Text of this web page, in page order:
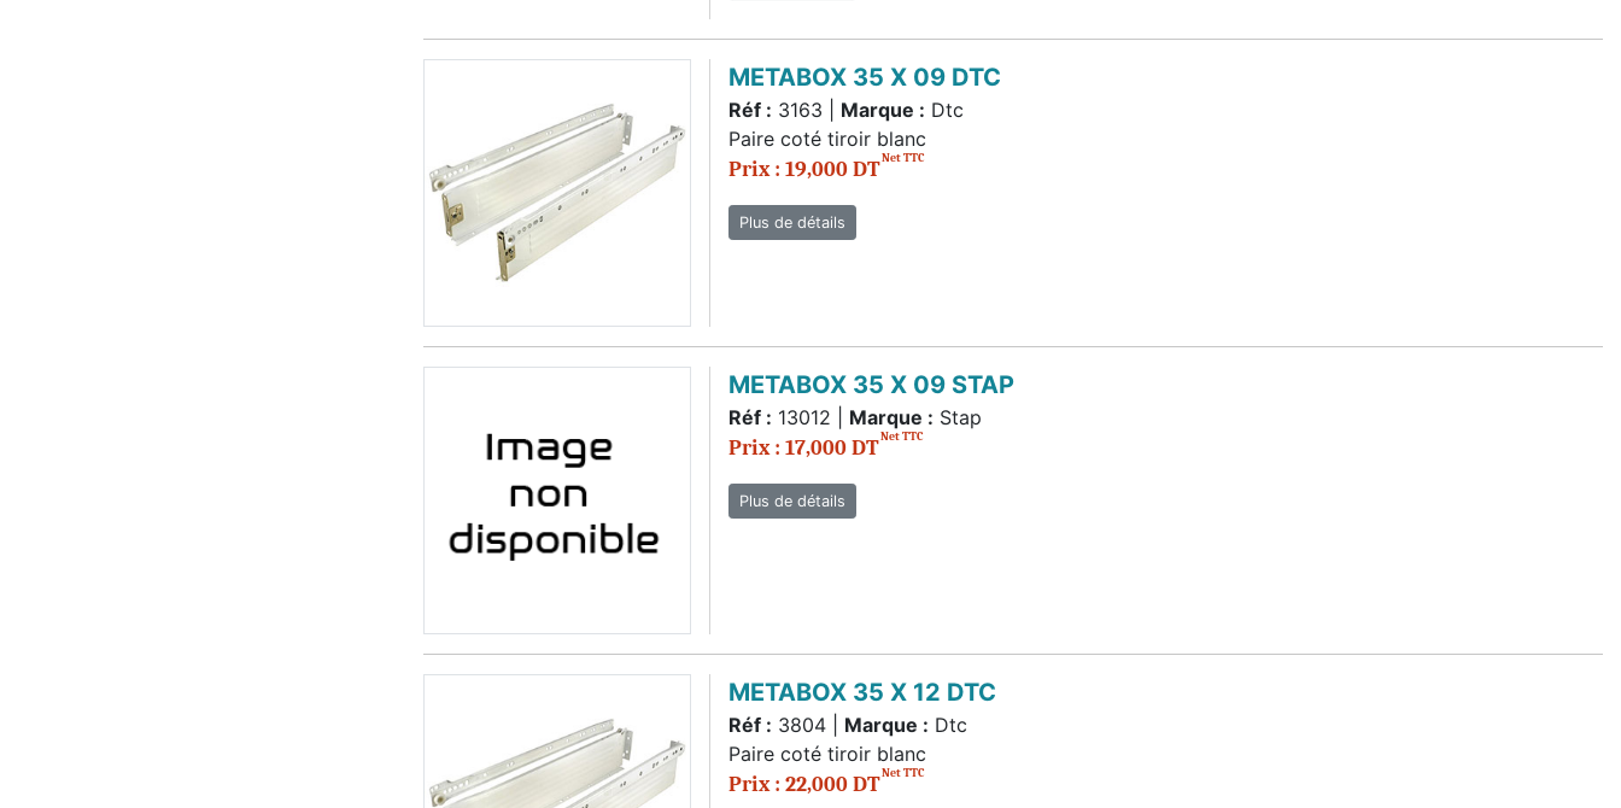
METABOX 35 X 09 DTC
Réf : 3163 | Marque : Dtc
Paire coté tiroir blanc
Prix : 19,000 DTNet TTC
Plus de détails
METABOX 35 X 09 STAP
Réf : 13012 | Marque : Stap
Prix : 17,000 DTNet TTC
Plus de détails
METABOX 35 X 12 DTC
Réf : 3804 | Marque : Dtc
Paire coté tiroir blanc
Prix : 22,000 DTNet TTC